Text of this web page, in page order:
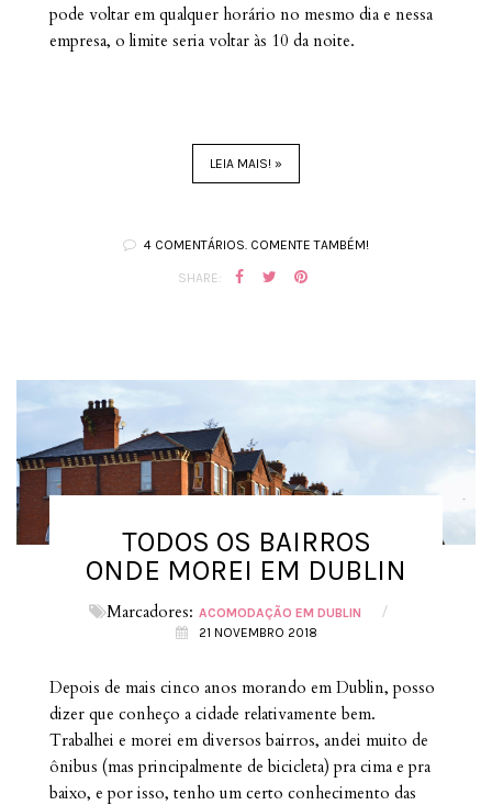
pode voltar em qualquer horário no mesmo dia e nessa
empresa, o limite seria voltar às 10 da noite.
LEIA MAIS! »
4 COMENTÁRIOS. COMENTE TAMBÉM!
SHARE:
TODOS OS BAIRROS
ONDE MOREI EM DUBLIN
Marcadores: ACOMODAÇÃO EM DUBLIN /
21 NOVEMBRO 2018
Depois de mais cinco anos morando em Dublin, posso
dizer que conheço a cidade relativamente bem.
Trabalhei e morei em diversos bairros, andei muito de
ônibus (mas principalmente de bicicleta) pra cima e pra
baixo, e por isso, tenho um certo conhecimento das